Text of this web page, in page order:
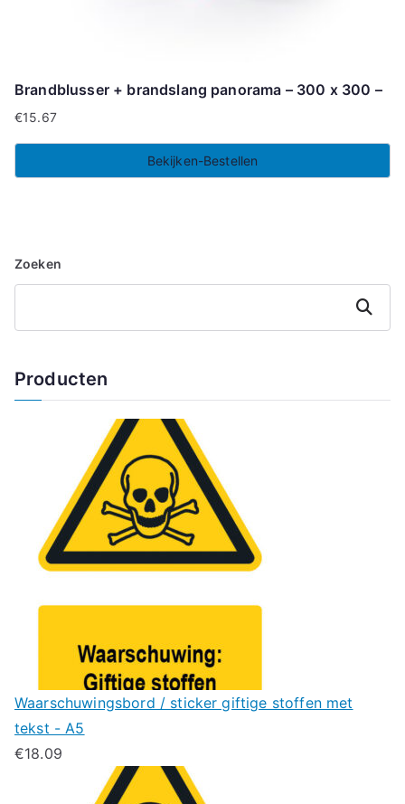
Brandblusser + brandslang panorama – 300 x 300 –
€15.67
Bekijken-Bestellen
Zoeken
Zoeken
Producten
Waarschuwingsbord / sticker giftige stoffen met
tekst - A5
€18.09